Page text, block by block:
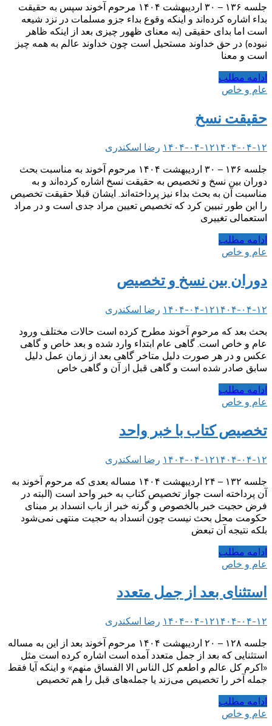
جلسه ۱۳۶ – ۳۰ اردیبهشت ۱۴۰۴ مرحوم آخوند سپس به حقیقت
بداء اشاره کرده‌اند و اینکه وقوع بداء جزو مسلمات در نزد شیعه
است اما بدای حقیقی (به معنای ظهور چیزی بعد از اینکه ظاهر
نبوده) در حق خداوند مستحیل است چون خداوند عالم به همه چیز
است و معنا
ادامه مطلب
عام و خاص
حقیقت نسخ
۱۴۰۴-۰۴-۱۲۱۴۰۴-۰۴-۱۲
رضا اسکندری
جلسه ۱۳۶ – ۳۰ اردیبهشت ۱۴۰۴ مرحوم آخوند به مناسبت بحث
دوران بین نسخ و تخصیص به حقیقت نسخ اشاره کرده‌اند و به
مناسبت آن به بحث بداء نیز پرداخته‌اند. ایشان قبلا حقیقت تخصیص
را این طور تبیین کرد که تخصیص تعیین مراد جدی است و در مراد
استعمالی تغییری
ادامه مطلب
عام و خاص
دوران بین نسخ و تخصیص
۱۴۰۴-۰۴-۱۲۱۴۰۴-۰۴-۱۲
رضا اسکندری
بحث بعد که مرحوم آخوند مطرح کرده است حالات مختلف ورود
عام و خاص است. گاهی عام ابتداء وارد شده و بعد خاص و گاهی
عکس و در هر صورت دلیل متاخر گاهی بعد از زمان عمل دلیل
سابق صادر شده است و گاهی قبل از آن و گاهی خاص
ادامه مطلب
عام و خاص
تخصیص کتاب با خبر واحد
۱۴۰۴-۰۴-۱۲۱۴۰۴-۰۴-۱۲
رضا اسکندری
جلسه ۱۳۲ – ۲۴ اردیبهشت ۱۴۰۴ مساله بعدی که مرحوم آخوند به
آن پرداخته است جواز تخصیص کتاب به خبر واحد است (البته در
فرض حجیت خبر بالخصوص و گرنه خبر از باب انسداد بر مبنای
حکومت محل بحث نیست چون انسداد به حجیت منتهی نمی‌شود
بلکه نتیجه آن تبعض
ادامه مطلب
عام و خاص
استثنای بعد از جمل متعدد
۱۴۰۴-۰۴-۱۲۱۴۰۴-۰۴-۱۲
رضا اسکندری
جلسه ۱۲۸ – ۲۰ اردیبهشت ۱۴۰۴ مرحوم آخوند بعد از این به مساله
استثنایی که بعد از جمل متعدد آمده است اشاره کرده است مثل
«اکرم کل عالم و اطعم کل الناس الا الفساق منهم» و اینکه آیا فقط
جمله آخر را تخصیص می‌زند یا جمله‌های قبل را هم تخصیص
ادامه مطلب
عام و خاص